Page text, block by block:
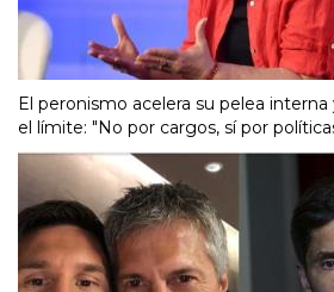
El peronismo acelera su pelea
el límite: "No por cargos, sí por